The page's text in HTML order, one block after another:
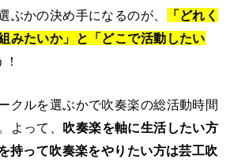
ぶかの決め手になるのが、
「どれく
みたいか」と「どこで活動したい
クルを選ぶかで吹奏楽の総活動時間
よって、 吹奏楽を軸に生活したい方
持って吹奏楽をやりたい方は芸工吹